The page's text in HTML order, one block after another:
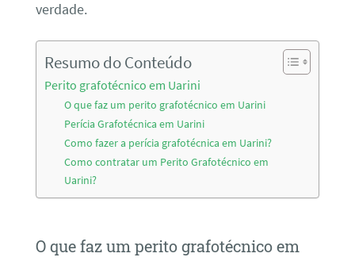
verdade.
Resumo do Conteúdo
Perito grafotécnico em Uarini
O que faz um perito grafotécnico em Uarini
Perícia Grafotécnica em Uarini
Como fazer a perícia grafotécnica em Uarini?
Como contratar um Perito Grafotécnico em
Uarini?
O que faz um perito grafotécnico em